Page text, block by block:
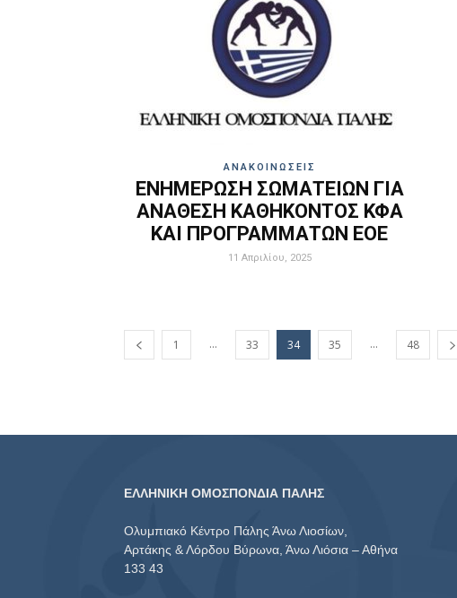
ΑΝΑΚΟΙΝΩΣΕΙΣ
ΕΝΗΜΕΡΩΣΗ ΣΩΜΑΤΕΙΩΝ ΓΙΑ
ΑΝΑΘΕΣΗ ΚΑΘΗΚΟΝΤΟΣ ΚΦΑ
ΚΑΙ ΠΡΟΓΡΑΜΜΑΤΩΝ ΕΟΕ
11 Απριλίου, 2025
1 ... 33 34 35 ... 48
ΕΛΛΗΝΙΚΗ ΟΜΟΣΠΟΝΔΙΑ ΠΑΛΗΣ
Ολυμπιακό Κέντρο Πάλης Άνω Λιοσίων,
Αρτάκης & Λόρδου Βύρωνα, Άνω Λιόσια – Αθήνα
133 43